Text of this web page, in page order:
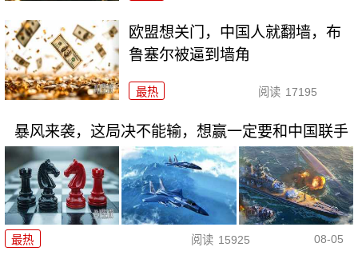
欧盟想关门，中国人就翻墙，布
鲁塞尔被逼到墙角
最热 阅读 17195
暴风来袭，这局决不能输，想赢一定要和中国联手
最热 阅读 15925 08-05